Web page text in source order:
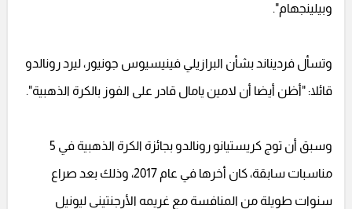
وبيلينجهام".
وتسأل فرديناند بشأن البرازيلي فينيسيوس جونيور، ليرد رونالدو
قائلا: "أظن أيضا أن لامين يامال قادر على الفوز بالكرة الذهبية".
وسبق أن توج كريستيانو رونالدو بجائزة الكرة الذهبية في 5
مناسبات سابقة، كان أخرها في عام 2017، وذلك بعد صراع
سنوات طويلة من المنافسة مع غريمه الأرجنتيني ليونيل